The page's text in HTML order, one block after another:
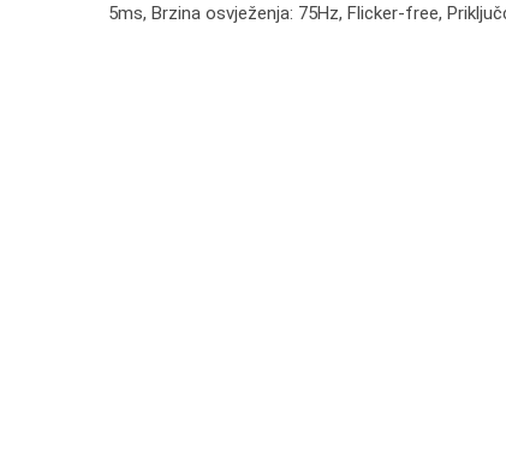
5ms, Brzina osvježenja: 75Hz, Flicker-free,